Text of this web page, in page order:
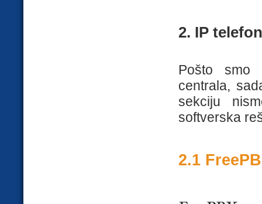
2. IP
Pošto smo
centrala,
sekciju
softverska
2.1